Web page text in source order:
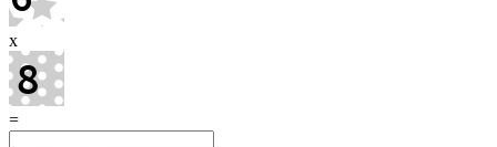
x
=